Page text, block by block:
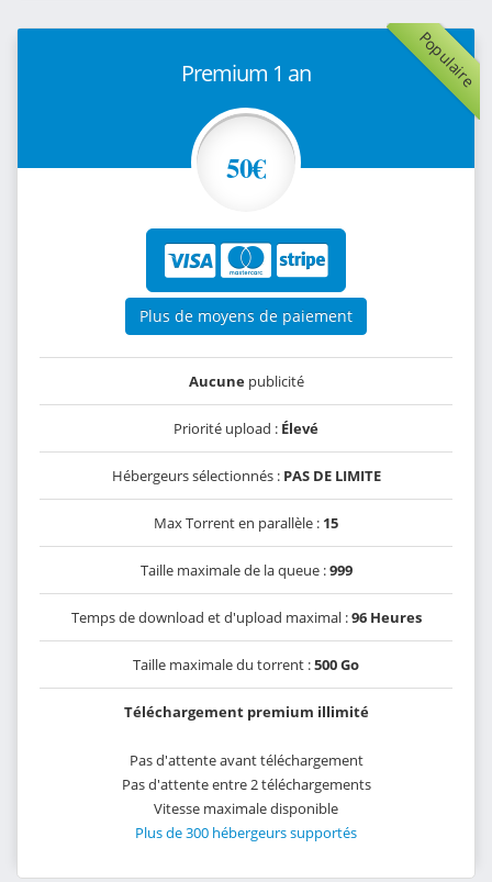
Populaire
Premium 1 an
50€
Plus de moyens de paiement
Aucunepublicité
Priorité upload : Élevé
Hébergeurs sélectionnés : PAS DE LIMITE
Max Torrent en parallèle : 15
Taille maximale de la queue :999
Temps de download et d'upload maximal :96 Heures
Taille maximale du torrent :500 Go
Téléchargement premium illimité
Pas d'attente avant téléchargement
Pas d'attente entre 2 téléchargements
Vitesse maximale disponible
Plus de 300 hébergeurs supportés